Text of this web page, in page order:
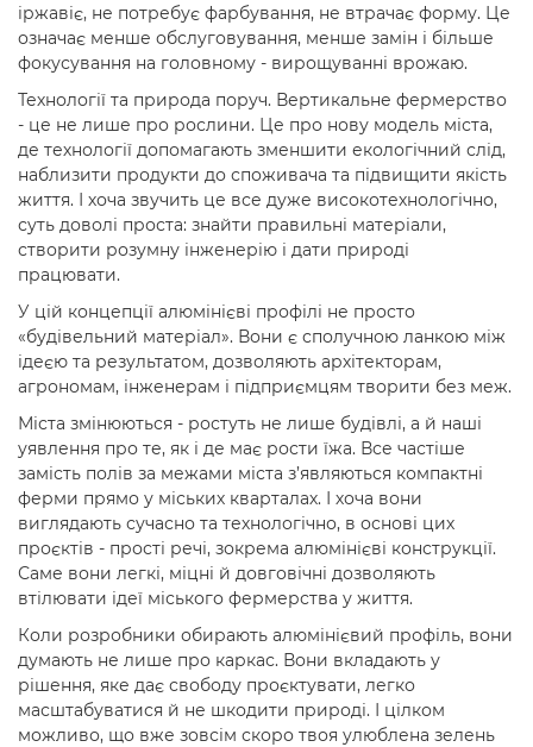
іржавіє, не потребує фарбування, не втрачає форму. Це
означає менше обслуговування, менше замін і більше
фокусування на головному - вирощуванні врожаю.
Технології та природа поруч. Вертикальне фермерство
- це не лише про рослини. Це про нову модель міста,
де технології допомагають зменшити екологічний слід,
наблизити продукти до споживача та підвищити якість
життя. І хоча звучить це все дуже високотехнологічно,
суть доволі проста: знайти правильні матеріали,
створити розумну інженерію і дати природі
працювати.
У цій концепції алюмінієві профілі не просто
«будівельний матеріал». Вони є сполучною ланкою між
ідеєю та результатом, дозволяють архітекторам,
агрономам, інженерам і підприємцям творити без меж.
Міста змінюються - ростуть не лише будівлі, а й наші
уявлення про те, як і де має рости їжа. Все частіше
замість полів за межами міста з’являються компактні
ферми прямо у міських кварталах. І хоча вони
виглядають сучасно та технологічно, в основі цих
проєктів - прості речі, зокрема алюмінієві конструкції.
Саме вони легкі, міцні й довговічні дозволяють
втілювати ідеї міського фермерства у життя.
Коли розробники обирають алюмінієвий профіль, вони
думають не лише про каркас. Вони вкладають у
рішення, яке дає свободу проєктувати, легко
масштабуватися й не шкодити природі. І цілком
можливо, що вже зовсім скоро твоя улюблена зелень